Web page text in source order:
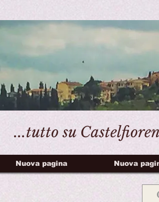
...tutto su
Nuova pagina Nuova